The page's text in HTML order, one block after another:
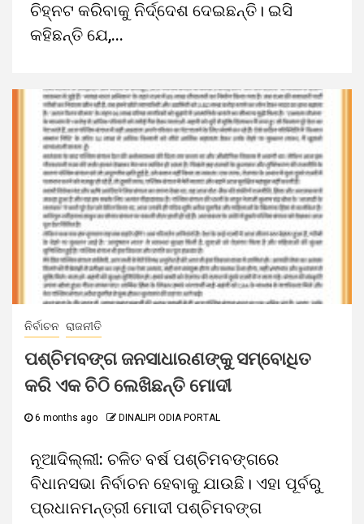
ଚିହ୍ନଟ କରିବାକୁ ନିର୍ଦ୍ଦେଶ ଦେଇଛନ୍ତି। ଇସି
କହିଛନ୍ତି ଯେ,...
ନିର୍ବାଚନ ରାଜନୀତି
ପଶ୍ଚିମବଙ୍ଗ ଜନସାଧାରଣଙ୍କୁ ସମ୍ବୋଧିତ
କରି ଏକ ଚିଠି ଲେଖିଛନ୍ତି ମୋଦୀ
6 months ago DINALIPI ODIA PORTAL
ନୂଆଦିଲ୍ଲୀ: ଚଳିତ ବର୍ଷ ପଶ୍ଚିମବଙ୍ଗରେ
ବିଧାନସଭା ନିର୍ବାଚନ ହେବାକୁ ଯାଉଛି। ଏହା ପୂର୍ବରୁ
ପ୍ରଧାନମନ୍ତ୍ରୀ ମୋଦୀ ପଶ୍ଚିମବଙ୍ଗ